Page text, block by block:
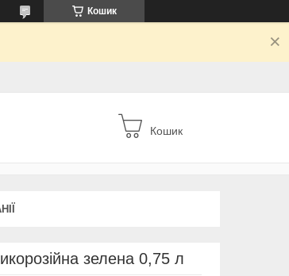
Кошик
Кошик
зелена 0,75 л